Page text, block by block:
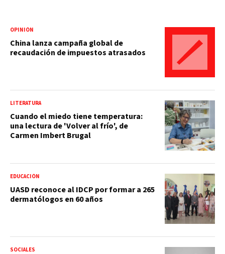
OPINIÓN
China lanza campaña global de
recaudación de impuestos atrasados
LITERATURA
Cuando el miedo tiene temperatura:
una lectura de 'Volver al frío', de
Carmen Imbert Brugal
EDUCACIÓN
UASD reconoce al IDCP por formar a 265
dermatólogos en 60 años
SOCIALES